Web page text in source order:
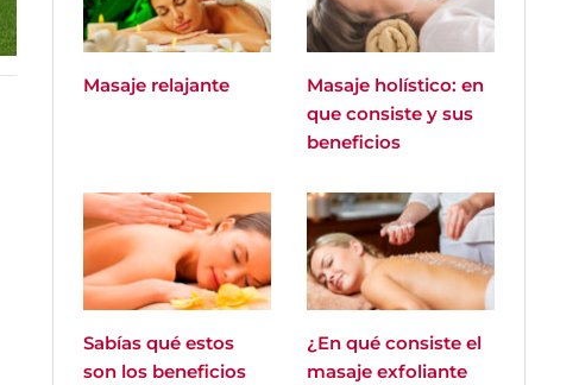
Masaje relajante
Masaje holístico: en
que consiste y sus
beneficios
Sabías qué estos
son los beneficios
¿En qué consiste el
masaje exfoliante